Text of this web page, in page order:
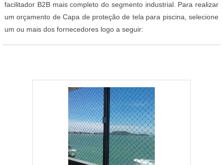
facilitador B2B mais completo do segmento industrial. Para realizar
um orçamento de Capa de proteção de tela para piscina, selecione
um ou mais dos fornecedores logo a seguir: